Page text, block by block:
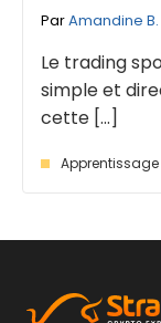
ParAmandine B.
Le trading
simple et
cette [...]
Apprentissage